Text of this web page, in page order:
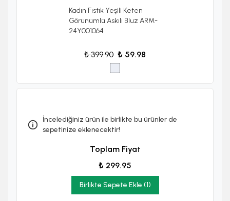
Kadın Fıstık Yeşili Keten
Görünümlü Askılı Bluz ARM-
24Y001064
₺ 399.90 ₺ 59.98
İncelediğiniz ürün ile birlikte bu ürünler de
sepetinize eklenecektir!
Toplam Fiyat
₺ 299.95
Birlikte Sepete Ekle (1)